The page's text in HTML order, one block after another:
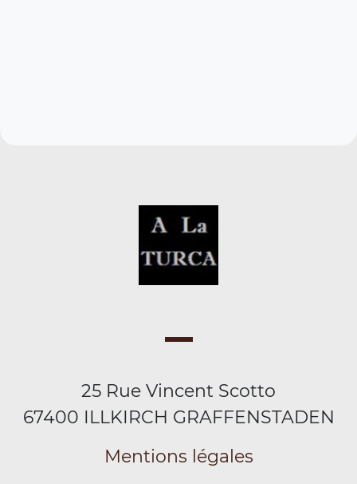
25 Rue Vincent Scotto
67400 ILLKIRCH GRAFFENSTADEN
Mentions légales